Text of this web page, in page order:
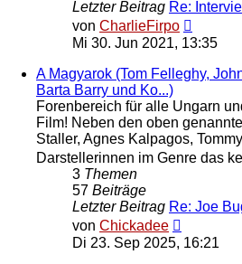
Letzter Beitrag Re:
von CharlieFirpo
Beitrag
Mi 30. Jun 2021, 13:35
A Magyarok (Tom Felleghy,
Barta Barry und Ko...)
Forenbereich für alle Ungarn
Film! Neben den oben
Staller, Agnes Kalpagos,
Darstellerinnen im Genre das
3 Themen
57 Beiträge
Letzter Beitrag Re: Joe
von Chickadee
Beitrag
Di 23. Sep 2025, 16:21